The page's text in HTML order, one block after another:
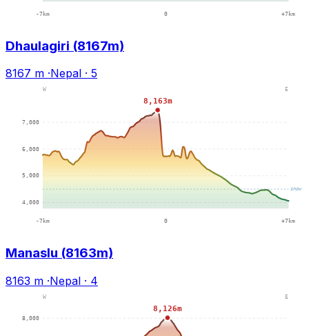
Dhaulagiri (8167m)
8167 m ·Nepal · 5
Manaslu (8163m)
8163 m ·Nepal · 4